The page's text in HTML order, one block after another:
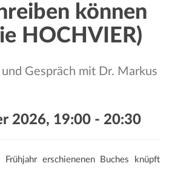
können
HOCHVIER)
Gespräch mit Dr. Markus
2026, 19:00 - 20:30
erschienenen Buches knüpft